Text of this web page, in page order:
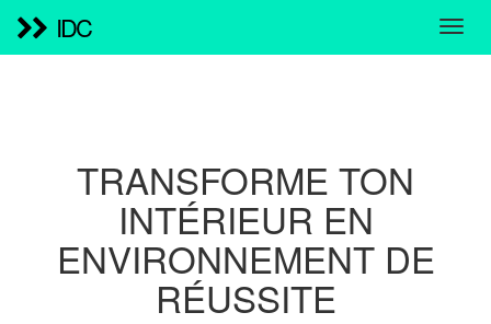
IDC
TRANSFORME TON
INTÉRIEUR EN
ENVIRONNEMENT DE
RÉUSSITE